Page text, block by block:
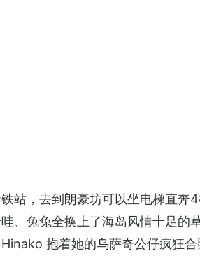
站，去到朗豪坊可以坐电梯直奔
、兔兔全换上了海岛风情十足
抱着她的乌萨奇公仔疯狂合